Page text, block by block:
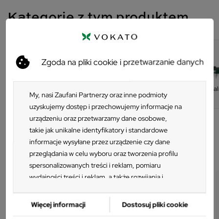
Zgoda na pliki cookie i przetwarzanie danych
My, nasi Zaufani Partnerzy oraz inne podmioty
uzyskujemy dostęp i przechowujemy informacje na
urządzeniu oraz przetwarzamy dane osobowe,
takie jak unikalne identyfikatory i standardowe
informacje wysyłane przez urządzenie czy dane
przeglądania w celu wyboru oraz tworzenia profilu
spersonalizowanych treści i reklam, pomiaru
wydajności treści i reklam, a także rozwijania i
Zaufani Partnerzy możemy korzystać z
precyzyjnych danych geolokalizacyjnych oraz
Więcej informacji Dostosuj pliki cookie
Odporność tkaniny materiałowj LF na ścieranie - 100 000
Kategorie z tym produktem
gastronomii
Produkty w tej samej kategorii